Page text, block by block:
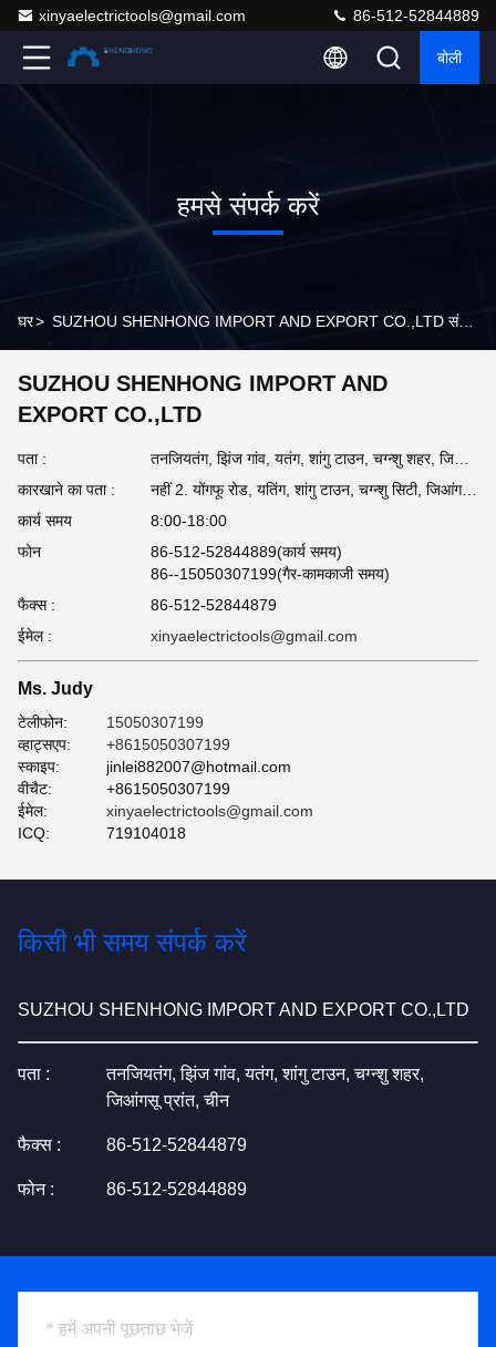
xinyaelectrictools@gmail.com 86-512-52844889
बोली
हमसे संपर्क करें
घर> SUZHOU SHENHONG IMPORT AND EXPORT CO.,LTD संपर्क जानकारी
SUZHOU SHENHONG IMPORT AND
EXPORT CO.,LTD
पता :
कारखाने का पता :
नहीं 2. योंगफू रोड, यतिंग, शांगु टाउन, चग्न्शु सिटी, जिआंगसू प्रांत, चीन
कार्य समय
8:00-18:00
फोन
86-512-52844889(कार्य समय)
86--15050307199(गैर-कामकाजी समय)
फैक्स :
86-512-52844879
ईमेल :
xinyaelectrictools@gmail.com
Ms. Judy
टेलीफोन:
15050307199
व्हाट्सएप:
+8615050307199
स्काइप:
jinlei882007@hotmail.com
वीचैट:
+8615050307199
ईमेल:
xinyaelectrictools@gmail.com
ICQ:
719104018
किसी भी समय संपर्क करें
SUZHOU SHENHONG IMPORT AND EXPORT CO.,LTD
पता :
तनजियतंग, झिंज गांव, यतंग, शांगु टाउन, चग्न्शु शहर,
जिआंगसू प्रांत, चीन
फैक्स : 86-512-52844879
फोन : 86-512-52844889